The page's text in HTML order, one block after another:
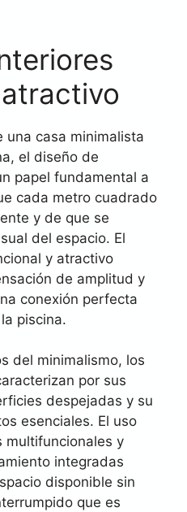
una casa minimalista
el diseño de
papel fundamental a
cada metro cuadrado
y de que se
del espacio. El
y atractivo
de amplitud y
conexión perfecta
piscina.
del minimalismo, los
por sus
despejadas y su
esenciales. El uso
multifuncionales y
integradas
disponible sin
que es